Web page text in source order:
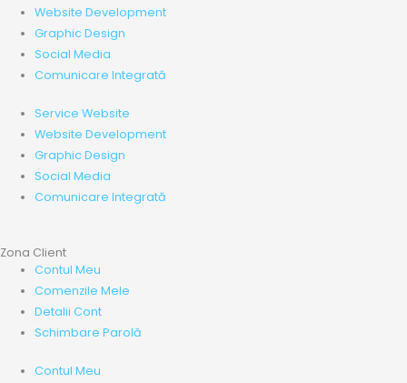
Website Development
Graphic Design
Social Media
Comunicare Integrată
Service Website
Website Development
Graphic Design
Social Media
Comunicare Integrată
Zona Client
Contul Meu
Comenzile Mele
Detalii Cont
Schimbare Parolă
Contul Meu